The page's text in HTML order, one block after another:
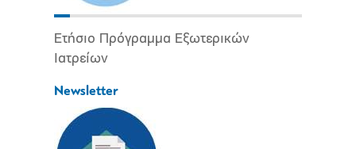
Ετήσιο Πρόγραμμα Εξωτερικών
Ιατρείων
Newsletter